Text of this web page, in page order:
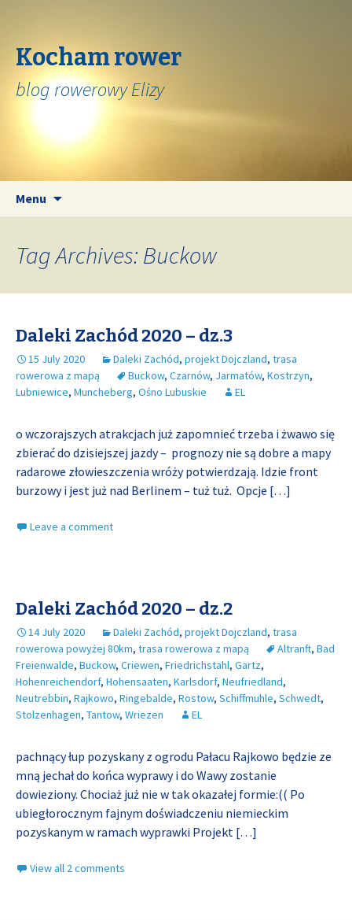
Kocham rower
blog rowerowy Elizy
Menu
Tag Archives: Buckow
Daleki Zachód 2020 – dz.3
15 July 2020 Daleki Zachód, projekt Dojczland, trasa
rowerowa z mapą
Buckow, Czarnów, Jarmatów, Kostrzyn,
Lubniewice, Muncheberg, Ośno Lubuskie EL
o wczorajszych atrakcjach już zapomnieć trzeba i żwawo się
zbierać do dzisiejszej jazdy – prognozy nie są dobre a mapy
radarowe złowieszczenia wróży potwierdzają. Idzie front
burzowy i jest już nad Berlinem – tuż tuż. Opcje […]
Leave a comment
Daleki Zachód 2020 – dz.2
14 July 2020 Daleki Zachód, projekt Dojczland, trasa
rowerowa powyżej 80km, trasa rowerowa z mapą Altranft, Bad
Freienwalde, Buckow, Criewen, Friedrichstahl, Gartz,
Hohenreichendorf, Hohensaaten, Karlsdorf, Neufriedland,
Neutrebbin, Rajkowo, Ringebalde, Rostow, Schiffmuhle, Schwedt,
Stolzenhagen, Tantow, Wriezen EL
pachnący łup pozyskany z ogrodu Pałacu Rajkowo będzie ze
mną jechał do końca wyprawy i do Wawy zostanie
dowieziony. Chociaż już nie w tak okazałej formie:(( Po
ubiegłorocznym fajnym doświadczeniu niemieckim
pozyskanym w ramach wyprawki Projekt […]
View all 2 comments